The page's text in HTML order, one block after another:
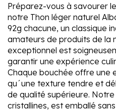
Préparez-vous à savourer
notre Thon léger naturel
92g chacune, un classique
amateurs de produits de la
exceptionnel est
garantir une expérience
Chaque bouchée offre une
qu´une texture tendre et
de qualité supérieure.
cristallines, est emballé